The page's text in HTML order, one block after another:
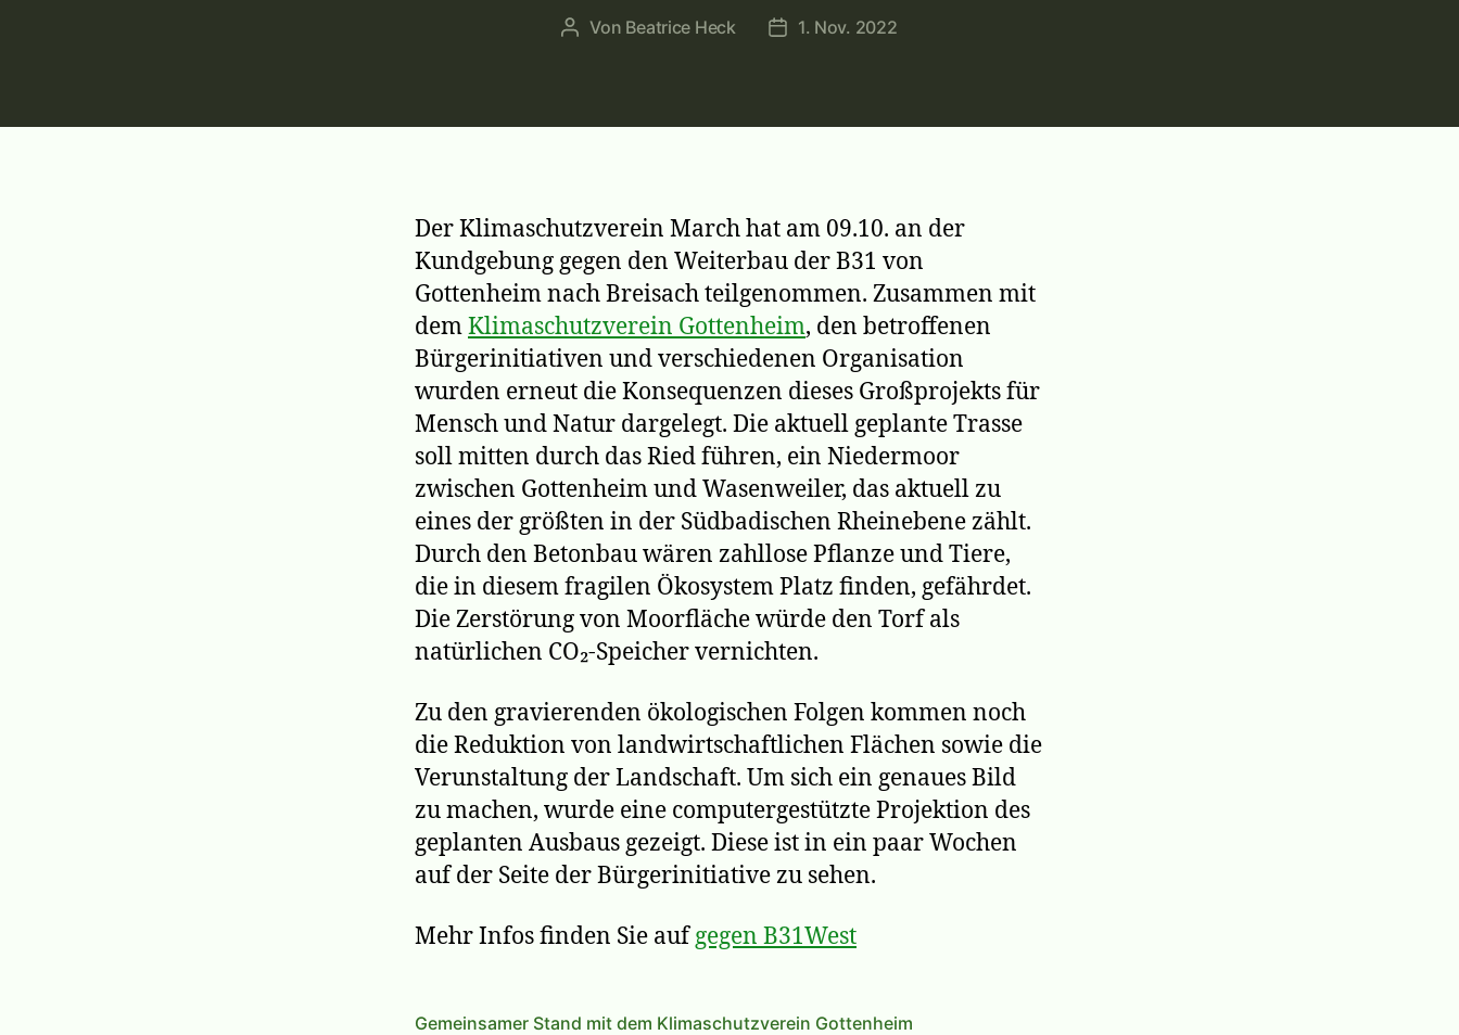
Beitragsautor
Von Beatrice Heck Veröffentlichungsdatum
1. Nov. 2022
Der Klimaschutzverein March hat am 09.10. an der
Kundgebung gegen den Weiterbau der B31 von
Gottenheim nach Breisach teilgenommen. Zusammen mit
demKlimaschutzverein Gottenheim, den betroffenen
Bürgerinitiativen und verschiedenen Organisation
wurden erneut die Konsequenzen dieses Großprojekts für
Mensch und Natur dargelegt. Die aktuell geplante Trasse
soll mitten durch das Ried führen, ein Niedermoor
zwischen Gottenheim und Wasenweiler, das aktuell zu
eines der größten in der Südbadischen Rheinebene zählt.
Durch den Betonbau wären zahllose Pflanze und Tiere,
die in diesem fragilen Ökosystem Platz finden, gefährdet.
Die Zerstörung von Moorfläche würde den Torf als
natürlichen CO₂-Speicher vernichten.
Zu den gravierenden ökologischen Folgen kommen noch
die Reduktion von landwirtschaftlichen Flächen sowie die
Verunstaltung der Landschaft. Um sich ein genaues Bild
zu machen, wurde eine computergestützte Projektion des
geplanten Ausbaus gezeigt. Diese ist in ein paar Wochen
auf der Seite der Bürgerinitiative zu sehen.
Mehr Infos finden Sie aufgegen B31West
Gemeinsamer Stand mit dem Klimaschutzverein Gottenheim